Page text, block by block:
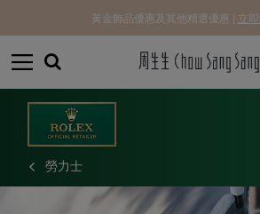
黃金飾品優惠及其他精選優惠 | 立
勞力士